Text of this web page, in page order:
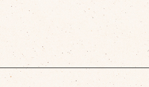
私たちの想い
Concept
おべんとメニュー
OBENTO menu